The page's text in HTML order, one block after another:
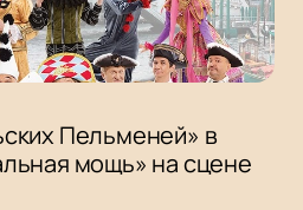
Пельменей» в
мощь» на сцене